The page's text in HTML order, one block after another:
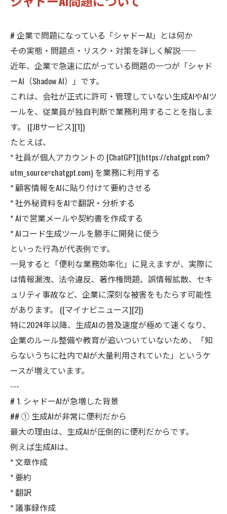
# 企業で問題になっている「シャドーAI」とは何か
――その実態・問題点・リスク・対策を詳しく解説――
近年、企業で急速に広がっている問題の一つが「シャド
ーAI（Shadow AI）」です。
これは、会社が正式に許可・管理していない生成AIやAIツ
ールを、従業員が独自判断で業務利用することを指しま
す。 ([JBサービス][1])
たとえば、
* 社員が個人アカウントの [ChatGPT](https://chatgpt.com?
utm_source=chatgpt.com) を業務に利用する
* 顧客情報をAIに貼り付けて要約させる
* 社外秘資料をAIで翻訳・分析する
* AIで営業メールや契約書を作成する
* AIコード生成ツールを勝手に開発に使う
といった行為が代表例です。
一見すると「便利な業務効率化」に見えますが、実際に
は情報漏洩、法令違反、著作権問題、誤情報拡散、セキ
ュリティ事故など、企業に深刻な被害をもたらす可能性
があります。 ([マイナビニュース][2])
特に2024年以降、生成AIの普及速度が極めて速くなり、
企業のルール整備や教育が追いついていないため、「知
らないうちに社内でAIが大量利用されていた」というケ
ースが増えています。
---
# 1. シャドーAIが急増した背景
## ① 生成AIが非常に便利だから
最大の理由は、生成AIが圧倒的に便利だからです。
例えば生成AIは、
* 文章作成
* 要約
* 翻訳
* 議事録作成